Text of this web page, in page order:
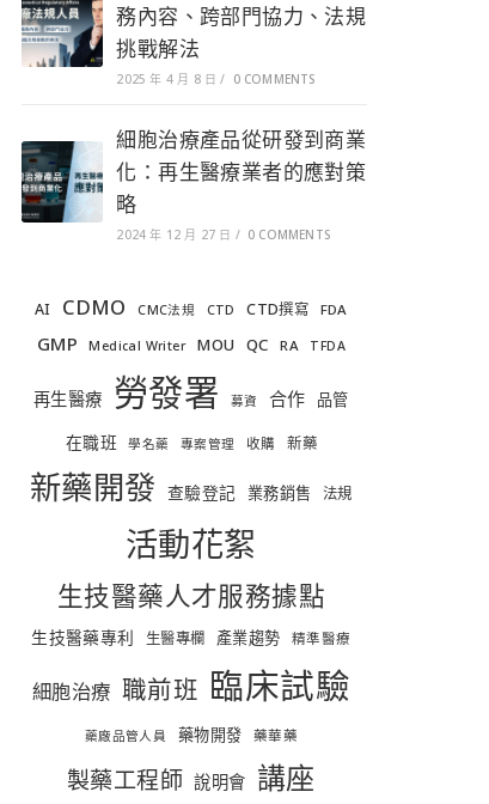
務內容、跨部門協力、法規
挑戰解法
2025 年 4 月 8 日 / 0 COMMENTS
細胞治療產品從研發到商業
化：再生醫療業者的應對策
略
2024 年 12 月 27 日 / 0 COMMENTS
AI CDMO CMC法規 CTD CTD撰寫 FDA
GMP Medical Writer MOU QC RA TFDA
再生醫療 勞發署 募資 合作 品管
在職班 學名藥 專案管理 收購 新藥
新藥開發 查驗登記 業務銷售 法規
活動花絮
生技醫藥人才服務據點
生技醫藥專利 生醫專欄 產業趨勢 精準醫療
細胞治療 職前班 臨床試驗
藥廠品管人員 藥物開發 藥華藥
製藥工程師 說明會 講座